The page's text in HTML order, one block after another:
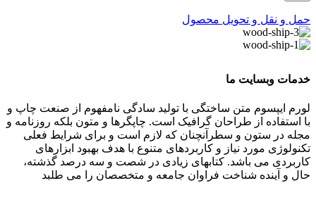
حمل و نقل و تحویل محصول
خدمات وبسایت ما
لورم ایپسوم متن ساختگی با تولید سادگی نامفهوم از صنعت چاپ و
با استفاده از طراحان گرافیک است. چاپگرها و متون بلکه روزنامه و
مجله در ستون و سطرآنچنان که لازم است و برای شرایط فعلی
تکنولوژی مورد نیاز و کاربردهای متنوع با هدف بهبود ابزارهای
کاربردی می باشد. کتابهای زیادی در شصت و سه درصد گذشته،
حال و آینده شناخت فراوان جامعه و متخصصان را می طلبد